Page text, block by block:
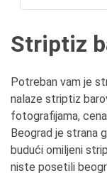
Striptiz
Potreban vam je
nalaze striptiz
fotografijama,
Beograd je strana
budući omiljeni
niste posetili